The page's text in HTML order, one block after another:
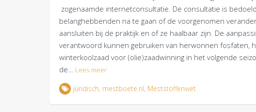
zogenaamde internetconsultatie. De consultatie is
belanghebbenden na te gaan of de voorgenomen
aansluiten bij de praktijk en of ze haalbaar zijn. De
verantwoord kunnen gebruiken van herwonnen fosfaten,
winterkoolzaad voor (olie)zaadwinning in het volgende
de… Lees meer
juridisch, mestboete.nl, Meststoffenwet